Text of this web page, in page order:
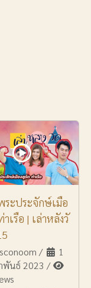
ระประจักษ์เมือ
าเรือ | เล่าหลังวั
/
1
พันธ์ 2023 /